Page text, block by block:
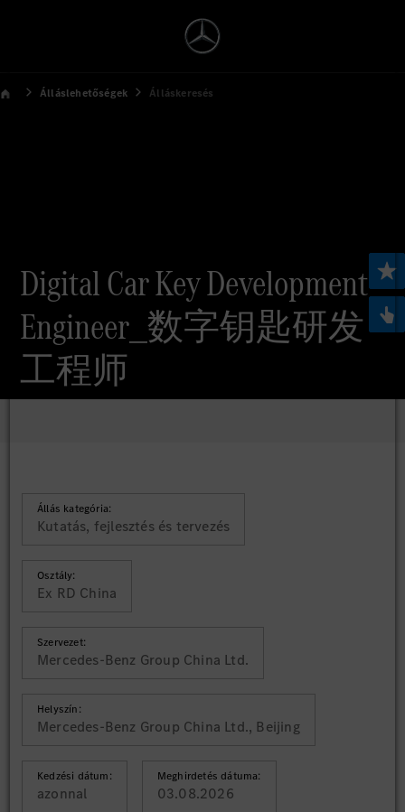
Álláslehetőségek Álláskeresés
Digital Car Key Development
Engineer_数字钥匙研发
工程师
Állás kategória:
Kutatás, fejlesztés és tervezés
Osztály:
Ex RD China
Szervezet:
Mercedes-Benz Group China Ltd.
Helyszín:
Mercedes-Benz Group China Ltd., Beijing
Kedzési dátum:
azonnal
Meghirdetés dátuma:
03.08.2026